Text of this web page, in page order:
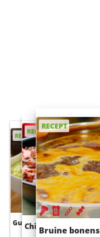
RECEPT
Guacamole
RECEPT
Chili con carne
RECEPT
Bruine
RECEPT
Sushi